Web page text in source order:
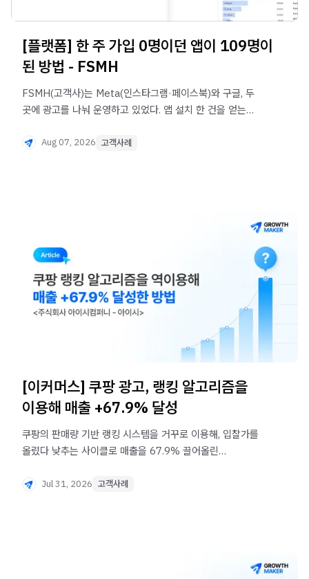
[플랫폼] 한 주 가입 0명이던 앱이 109명이
된 방법 - FSMH
FSMH(고객사)는 Meta(인스타그램·페이스북)와 구글, 두
곳에 광고를 나눠 운영하고 있었다. 앱 설치 한 건을 얻는
그런데 정작 회원 가입은 늘지 않았다.
Aug 07, 2026 고객사례
[이커머스] 쿠팡 광고, 랭킹 알고리즘을
이용해 매출 +67.9% 달성
쿠팡의 판매량 기반 랭킹 시스템을 거꾸로 이용해, 입찰가를
올렸다 낮추는 사이클로 매출을 67.9% 끌어올린
Jul 31, 2026 고객사례